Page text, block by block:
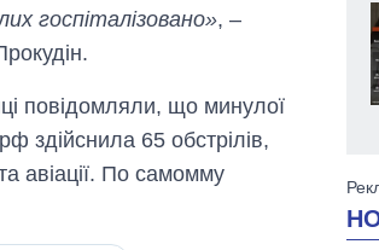
госпіталізовано», –
повідомляли, що минулої
здійснила 65 обстрілів,
авіації. По самомму
бюджет
років війни з
росією